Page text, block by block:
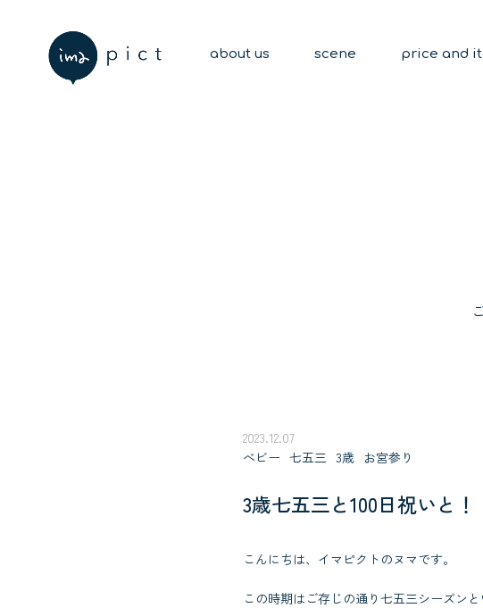
about us scene price and
2023.12.07
べビー 七五三 3歳 お宮参り
3歳七五三と100日祝いと！
こんにちは、イマピクトのヌマです。
この時期はご存じの通り七五三シーズン